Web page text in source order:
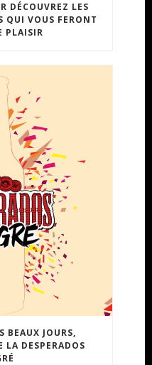
DÉCOUVREZ LES
QUI VOUS FERONT
PLAISIR
BEAUX JOURS,
LA DESPERADOS